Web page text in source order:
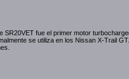
SR20VET fue el primer motor
se utiliza en los Nissan X-Trail